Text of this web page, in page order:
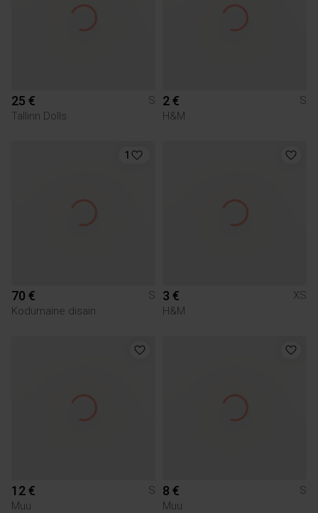
25 €
S
Tallinn Dolls
2 €
S
H&M
1
70 €
S
Kodumaine disain
3 €
XS
H&M
12 €
S
Muu
8 €
S
Muu